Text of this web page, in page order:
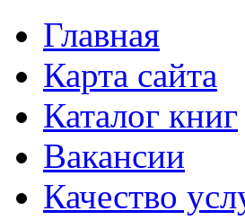
Главная
Карта сайта
Каталог книг
Вакансии
Качество